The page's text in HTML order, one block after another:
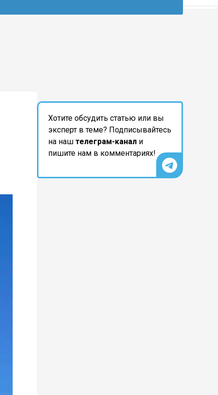
Хотите обсудить статью или вы
эксперт в теме? Подписывайтесь
на наш телеграм-канал и
пишите нам в комментариях!